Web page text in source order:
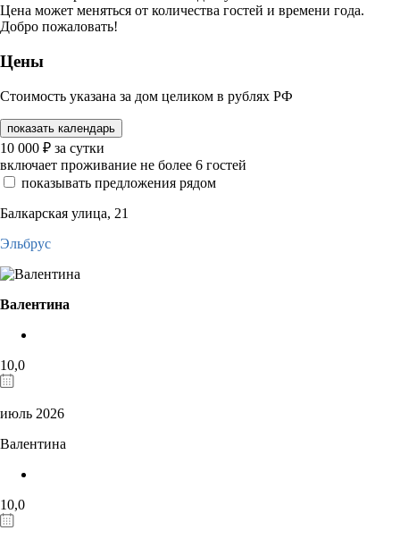
Цена может меняться от количества гостей и времени года.
Добро пожаловать!
Цены
Стоимость указана за дом целиком в рублях РФ
показать календарь
10 000 ₽ за сутки
включает проживание не более 6 гостей
показывать предложения рядом
Балкарская улица, 21
Эльбрус
Валентина
10,0
июль 2026
Валентина
10,0